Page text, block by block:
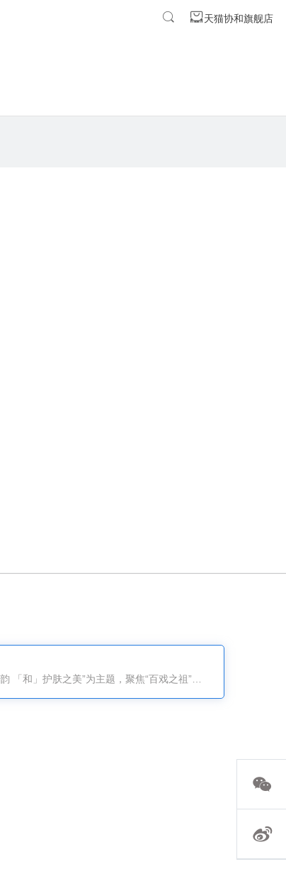
天猫协和旗舰店
5月19日，由苏州协和药业与人民网联合发起的“守护匠心手艺人”2026昆曲篇启动仪式在苏州太仓圆满举行。本次活动以“「协」昆曲之韵 「和」护肤之美”为主题，聚焦“百戏之祖”昆曲的非遗传承，汇聚文化界、医学界、行业专家与媒体嘉宾，共同开启国货品牌与传统文化深度融合的全新篇章。作为深耕功效护肤三十七载的老牌国货，苏州协和药业自1989年与中国医学科学院皮肤病研究所共建联营厂起步，始终专注功效护肤，坚守转化医学理念，以临床真实皮肤问题为研发起点，针对不同肤质、不同地域、不同季节的皮肤变化开展系统性研究，用严谨科研与严苛品质守护国人皮肤健康。三十七年来，企业以匠心致初心，以慢功夫做产品，这种态度与昆曲艺术家代代坚守、精益求精的精神高度契合。启动仪式上，苏州协和药业董事长郑正华表示，昆曲是传世经典的“台上功夫”，昆曲作为“百戏之祖”，承载着中华传统美学，是弥足珍贵的文化瑰宝。企业深耕品质的执着，与艺术家守护国粹的初心，同根同源、一脉相通。他强调，守护匠心，就是守护我们的文化根脉；传承经典，就是延续民族的精神底色。人民网财经研究院常务副院长王金雪表示，非遗文化是中华文明绵延传承的生动见证，非遗文化···...